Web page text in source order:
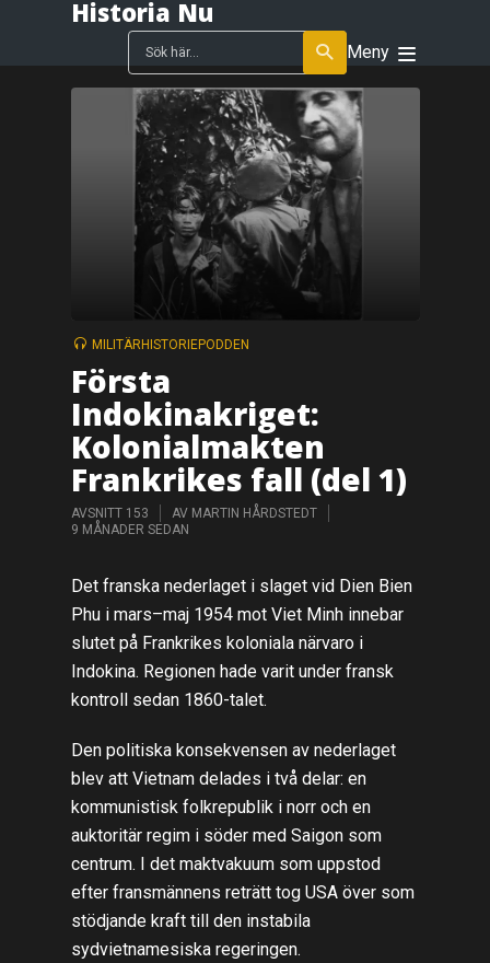
Historia Nu
Meny
MILITÄRHISTORIEPODDEN
Första
Indokinakriget:
Kolonialmakten
Frankrikes fall (del 1)
AVSNITT 153 AV MARTIN HÅRDSTEDT
9 MÅNADER SEDAN
Det franska nederlaget i slaget vid Dien Bien
Phu i mars–maj 1954 mot Viet Minh innebar
slutet på Frankrikes koloniala närvaro i
Indokina. Regionen hade varit under fransk
kontroll sedan 1860-talet.
Den politiska konsekvensen av nederlaget
blev att Vietnam delades i två delar: en
kommunistisk folkrepublik i norr och en
auktoritär regim i söder med Saigon som
centrum. I det maktvakuum som uppstod
efter fransmännens reträtt tog USA över som
stödjande kraft till den instabila
sydvietnamesiska regeringen.